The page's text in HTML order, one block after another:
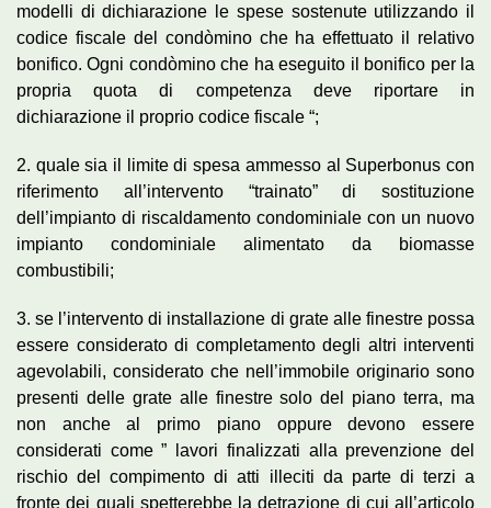
modelli di dichiarazione le spese sostenute utilizzando il
codice fiscale del condòmino che ha effettuato il relativo
bonifico. Ogni condòmino che ha eseguito il bonifico per la
propria quota di competenza deve riportare in
dichiarazione il proprio codice fiscale “;
2. quale sia il limite di spesa ammesso al Superbonus con
riferimento all’intervento “trainato” di sostituzione
dell’impianto di riscaldamento condominiale con un nuovo
impianto condominiale alimentato da biomasse
combustibili;
3. se l’intervento di installazione di grate alle finestre possa
essere considerato di completamento degli altri interventi
agevolabili, considerato che nell’immobile originario sono
presenti delle grate alle finestre solo del piano terra, ma
non anche al primo piano oppure devono essere
considerati come ” lavori finalizzati alla prevenzione del
rischio del compimento di atti illeciti da parte di terzi a
fronte dei quali spetterebbe la detrazione di cui all’articolo